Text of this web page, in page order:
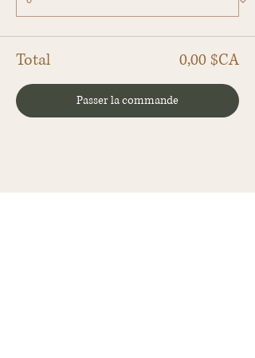
Total 0,00 $CA
Passer la commande